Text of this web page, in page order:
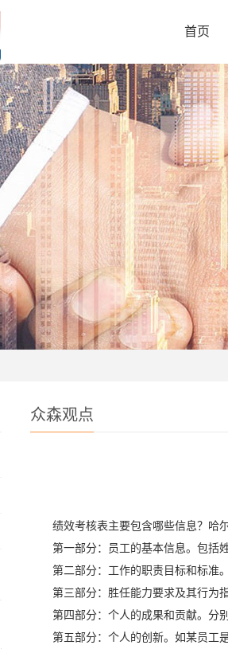
首页
众森观点
绩效考核表主要包含哪些信息？哈
第一部分：员工的基本信息。包括
第二部分：工作的职责目标和标准
第三部分：胜任能力要求及其行为
第四部分：个人的成果和贡献。分
第五部分：个人的创新。如某员工